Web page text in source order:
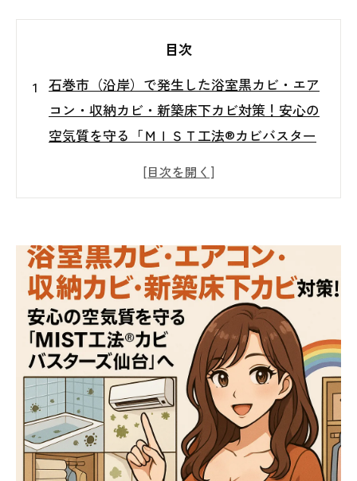
目次
石巻市（沿岸）で発生した浴室黒カビ・エア
コン・収納カビ・新築床下カビ対策！安心の
空気質を守る「ＭＩＳＴ工法®カビバスター
🚿 浴室の黒カビ…落とせない原因と危険性⚠️
🌬️ エアコン内部のカビが室内空気を汚す！？
🧺 収納スペースのカビ・湿気トラブル対策法
🌿
🏡 新築でも油断禁物！床下カビの恐ろしさ
🔬 ＭＩＳＴ工法®カビバスターズ仙台の特徴
✨
🌈 真菌検査と空気質測定で安心・安全な暮ら
しへ